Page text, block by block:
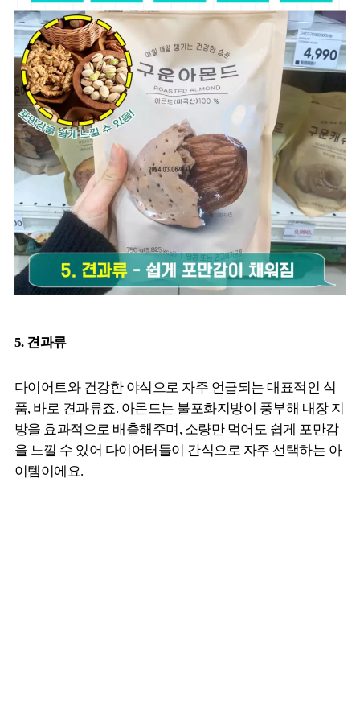
5. 견과류
다이어트와 건강한 야식으로 자주 언급되는 대표적인 식
품, 바로 견과류죠. 아몬드는 불포화지방이 풍부해 내장 지
방을 효과적으로 배출해주며, 소량만 먹어도 쉽게 포만감
을 느낄 수 있어 다이어터들이 간식으로 자주 선택하는 아
이템이에요.